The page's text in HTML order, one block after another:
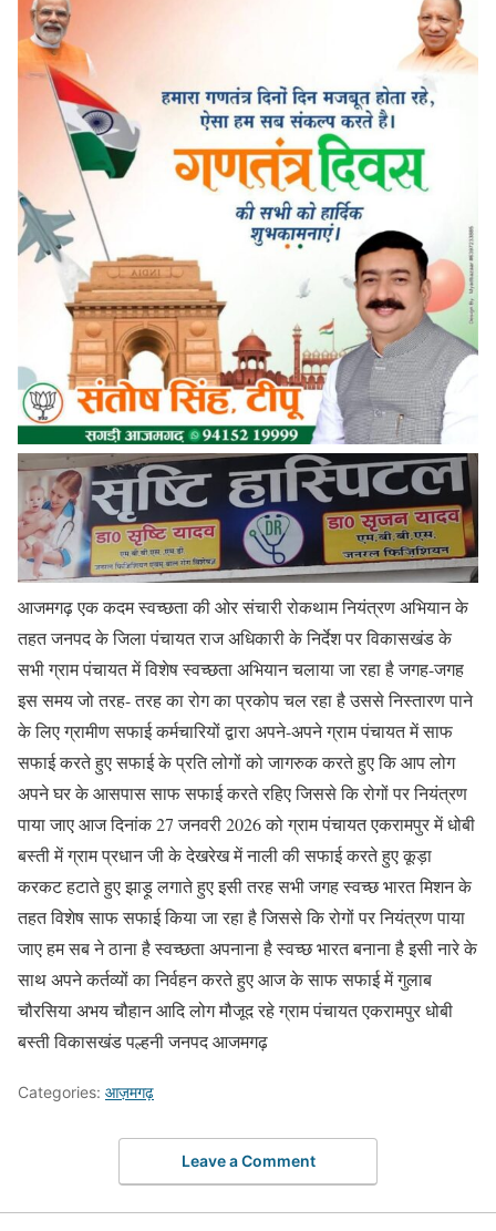
आजमगढ़ एक कदम स्वच्छता की ओर संचारी रोकथाम नियंत्रण अभियान के
तहत जनपद के जिला पंचायत राज अधिकारी के निर्देश पर विकासखंड के
सभी ग्राम पंचायत में विशेष स्वच्छता अभियान चलाया जा रहा है जगह-जगह
इस समय जो तरह- तरह का रोग का प्रकोप चल रहा है उससे निस्तारण पाने
के लिए ग्रामीण सफाई कर्मचारियों द्वारा अपने-अपने ग्राम पंचायत में साफ
सफाई करते हुए सफाई के प्रति लोगों को जागरुक करते हुए कि आप लोग
अपने घर के आसपास साफ सफाई करते रहिए जिससे कि रोगों पर नियंत्रण
पाया जाए आज दिनांक 27 जनवरी 2026 को ग्राम पंचायत एकरामपुर में धोबी
बस्ती में ग्राम प्रधान जी के देखरेख में नाली की सफाई करते हुए कूड़ा
करकट हटाते हुए झाड़ू लगाते हुए इसी तरह सभी जगह स्वच्छ भारत मिशन के
तहत विशेष साफ सफाई किया जा रहा है जिससे कि रोगों पर नियंत्रण पाया
जाए हम सब ने ठाना है स्वच्छता अपनाना है स्वच्छ भारत बनाना है इसी नारे के
साथ अपने कर्तव्यों का निर्वहन करते हुए आज के साफ सफाई में गुलाब
चौरसिया अभय चौहान आदि लोग मौजूद रहे ग्राम पंचायत एकरामपुर धोबी
बस्ती विकासखंड पल्हनी जनपद आजमगढ़
Categories: आज़मगढ़
Leave a Comment